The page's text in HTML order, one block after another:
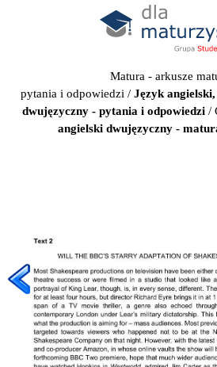
Matura - arkusze
pytania i odpowiedzi / Język
dwujęzyczny - pytania i odpowiedzi /
angielski dwujęzyczny -